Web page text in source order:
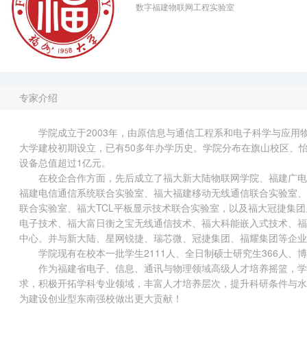
数字福建物联网工程实验室
专家介绍
学院成立于2003年，由原信息与通信工程系和电子科学与应
大学建校初期设立，已有50多年办学历史。学院分布在旗山校区
设备总值超过1亿元。
在校企合作方面，先后成立了福大新大陆物联网学院、福建广
福建电信通信系统联合实验室、福大福建移动无线通信联合实验室
联合实验室、福大TCL平板显示技术联合实验室，以及福大冠捷集
电子技术、福大富日衡之宝无线通信技术、福大科能嵌入式技术、
中心。并与新大陆、星网锐捷、瑞芯微、冠捷集团、福耀集团等企
学院现有在校本一批学生2111人、全日制硕士研究生366人、
作为福建省电子、信息、通讯与物理领域高级人才培养摇篮，
求，积极开拓学科专业领域，丰富人才培养层次，提升科研条件与
为建设创业型东南强校做出更大贡献！